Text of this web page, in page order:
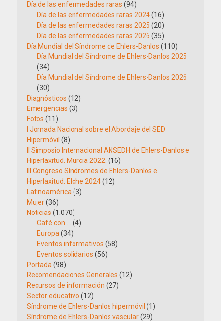
Día de las enfermedades raras (94)
Día de las enfermedades raras 2024(16)
Día de las enfermedades raras 2025 (20)
Día de las enfermedades raras 2026 (35)
Día Mundial del Síndrome de Ehlers-Danlos (110)
Día Mundial del Síndrome de Ehlers-Danlos 2025
(34)
Día Mundial del Síndrome de Ehlers-Danlos 2026
(30)
Diagnósticos (12)
Emergencias (3)
Fotos (11)
I Jornada Nacional sobre el Abordaje del SED
Hipermóvil (8)
II Simposio Internacional ANSEDH de Ehlers-Danlos e
Hiperlaxitud. Murcia 2022. (16)
III Congreso Síndromes de Ehlers-Danlos e
Hiperlaxitud. Elche 2024(12)
Latinoamérica (3)
Mujer(36)
Noticias (1.070)
Café con …
(4)
Europa (34)
Eventos informativos (58)
Eventos solidarios (56)
Portada (98)
Recomendaciones Generales (12)
Recursos de información (27)
Sector educativo (12)
Síndrome de Ehlers-Danlos hipermóvil (1)
Síndrome de Ehlers-Danlos vascular(29)